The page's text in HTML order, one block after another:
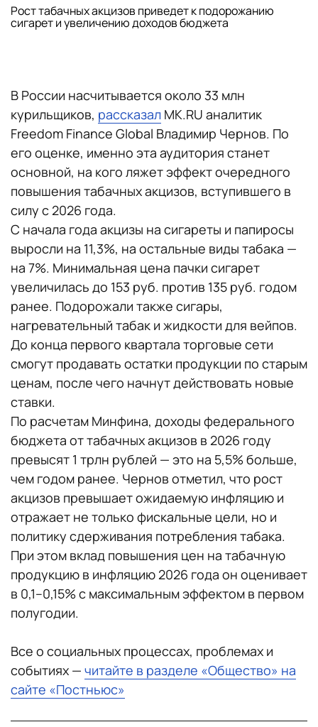
Рост табачных акцизов приведет к подорожанию
сигарет и увеличению доходов бюджета
В России насчитывается около 33 млн
курильщиков, рассказал MK.RU аналитик
Freedom Finance Global Владимир Чернов. По
его оценке, именно эта аудитория станет
основной, на кого ляжет эффект очередного
повышения табачных акцизов, вступившего в
силу с 2026 года.
С начала года акцизы на сигареты и папиросы
выросли на 11,3%, на остальные виды табака —
на 7%. Минимальная цена пачки сигарет
увеличилась до 153 руб. против 135 руб. годом
ранее. Подорожали также сигары,
нагревательный табак и жидкости для вейпов.
До конца первого квартала торговые сети
смогут продавать остатки продукции по старым
ценам, после чего начнут действовать новые
ставки.
По расчетам Минфина, доходы федерального
бюджета от табачных акцизов в 2026 году
превысят 1 трлн рублей — это на 5,5% больше,
чем годом ранее. Чернов отметил, что рост
акцизов превышает ожидаемую инфляцию и
отражает не только фискальные цели, но и
политику сдерживания потребления табака.
При этом вклад повышения цен на табачную
продукцию в инфляцию 2026 года он оценивает
в 0,1–0,15% с максимальным эффектом в первом
полугодии.
Все о социальных процессах, проблемах и
событиях — читайте в разделе «Общество» на
сайте «Постньюс»